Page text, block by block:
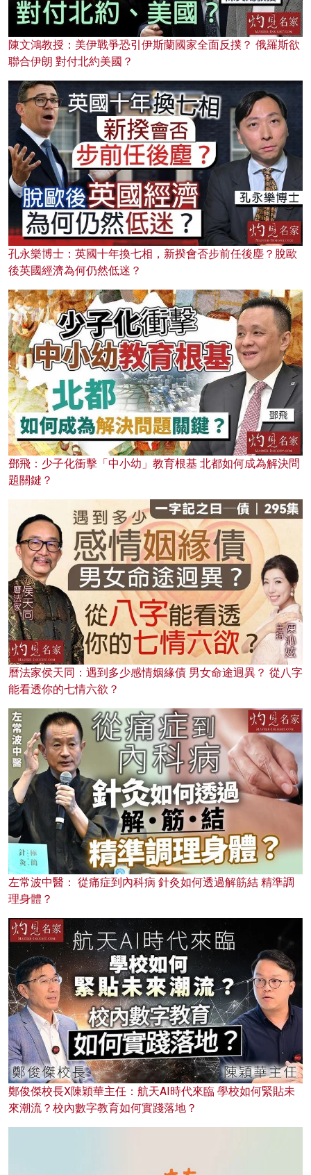
陳文鴻教授：美伊戰爭恐引伊斯蘭國家全面反撲？ 俄羅斯欲
聯合伊朗 對付北約美國？
孔永樂博士：英國十年換七相，新揆會否步前任後塵？脫歐
後英國經濟為何仍然低迷？
鄧飛：少子化衝擊「中小幼」教育根基 北都如何成為解決問
題關鍵？
曆法家侯天同：遇到多少感情姻緣債 男女命途迥異？ 從八字
能看透你的七情六欲？
左常波中醫： 從痛症到內科病 針灸如何透過解筋結 精準調
理身體？
鄭俊傑校長X陳穎華主任：航天AI時代來臨 學校如何緊貼未
來潮流？校內數字教育如何實踐落地？